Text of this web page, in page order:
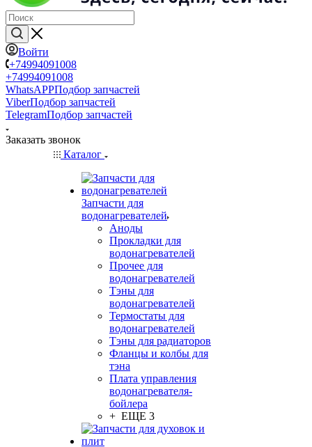
Войти
+74994091008
+74994091008
WhatsAPPПодбор запчастей
ViberПодбор запчастей
TelegramПодбор запчастей
Заказать звонок
Каталог
Запчасти для
водонагревателей
Аноды
Прокладки для
водонагревателей
Прочее для
водонагревателей
Тэны для
водонагревателей
Термостаты для
водонагревателей
Тэны для радиаторов
Фланцы и колбы для
тэна
Плата управления
водонагревателя-
бойлера
+ ЕЩЕ 3